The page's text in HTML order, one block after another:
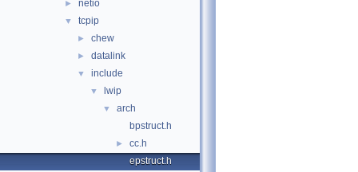
► netio
▼ tcpip
► chew
► datalink
▼ include
▼ lwip
▼
arch
bpstruct.h
►
cc.h
epstruct.h